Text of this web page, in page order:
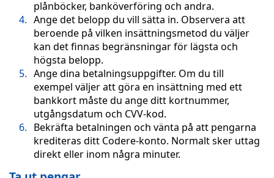
plånböcker, banköverföring och andra.
Ange det belopp du vill sätta in. Observera att
beroende på vilken insättningsmetod du väljer
kan det finnas begränsningar för lägsta och
högsta belopp.
Ange dina betalningsuppgifter. Om du till
exempel väljer att göra en insättning med ett
bankkort måste du ange ditt kortnummer,
utgångsdatum och CVV-kod.
Bekräfta betalningen och vänta på att pengarna
krediteras ditt Codere-konto. Normalt sker uttag
direkt eller inom några minuter.